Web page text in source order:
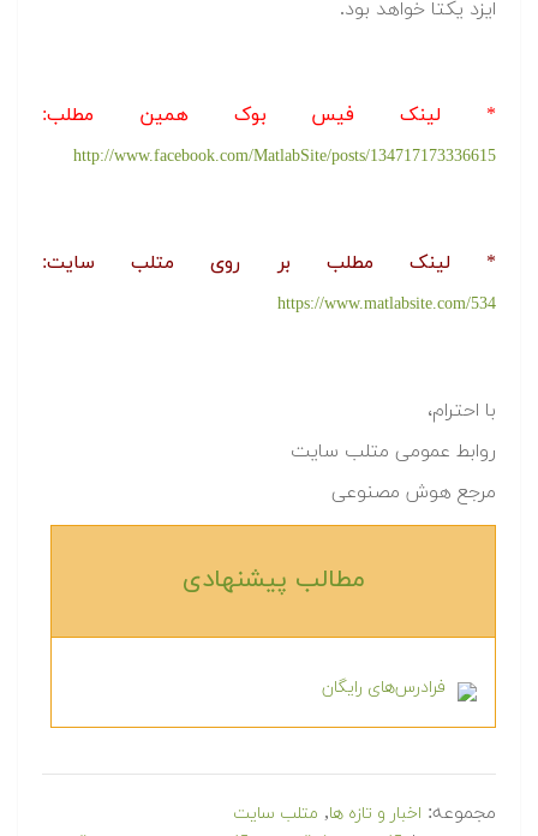
ایزد یکتا خواهد بود.
* لینک فیس بوک همین مطلب:
http://www.facebook.com/MatlabSite/posts/134717173336615
*لینک مطلب بر روی متلب سایت:
https://www.matlabsite.com/534
با احترام،
روابط عمومی متلب سایت
مرجع هوش مصنوعی
مطالب پیشنهادی‎
فرادرس‌های رایگان
مجموعه: اخبار و تازه ها, متلب سایت